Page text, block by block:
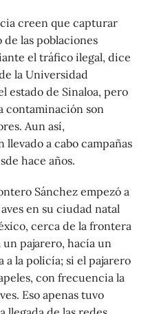
creen que capturar
de las poblaciones
el tráfico ilegal, dice
la Universidad
estado de Sinaloa, pero
contaminación son
Aun así,
a cabo campañas
hace años.
Sánchez empezó a
en su ciudad natal
cerca de la frontera
un pajarero, hacía un
a la policía; si el pajarero
con frecuencia la
Eso apenas tuvo